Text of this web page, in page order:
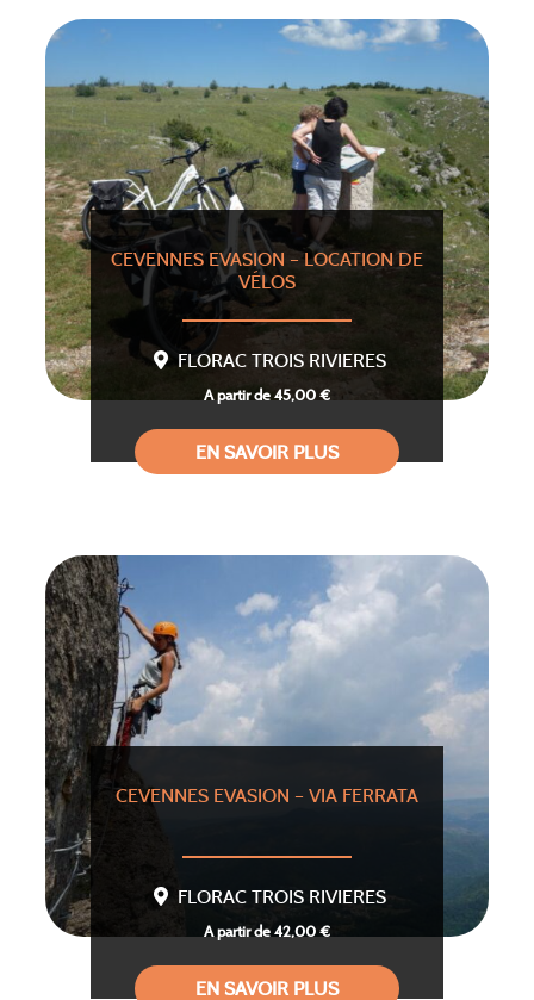
CEVENNES EVASION – LOCATION DE
VÉLOS
FLORAC TROIS RIVIERES
A partir de 45,00 €
EN SAVOIR PLUS
CEVENNES EVASION – VIA FERRATA
FLORAC TROIS RIVIERES
A partir de 42,00 €
EN SAVOIR PLUS